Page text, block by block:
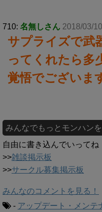
710: 名無しさん 2018/03/
サプライズで武
ってくれたら多
覚悟でございま
みんなでもっとモンハンを
自由に書き込んでいってね
>>雑談掲示板
>>サークル募集掲示板
みんなのコメントを見る！
- アップデート・メンテ